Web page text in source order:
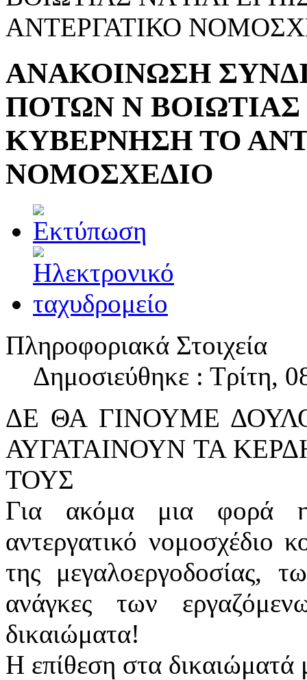
ΑΝΤΕΡΓΑΤΙΚΟ
ΑΝΑΚΟΙΝΩΣΗ
ΠΟΤΩΝ Ν ΒΟΙΩΤΙΑΣ
ΚΥΒΕΡΝΗΣΗ ΤΟ
ΝΟΜΟΣΧΕΔΙΟ
Πληροφοριακά Στοιχεία
Δημοσιεύθηκε : Τρίτη,
ΔΕ ΘΑ ΓΙΝΟΥΜΕ
ΑΥΓΑΤΑΙΝΟΥΝ ΤΑ
ΤΟΥΣ
Για ακόμα μια φορά η
αντεργατικό νομοσχέδιο
της μεγαλοεργοδοσίας,
ανάγκες των
δικαιώματα!
Η επίθεση στα δικαιώματά